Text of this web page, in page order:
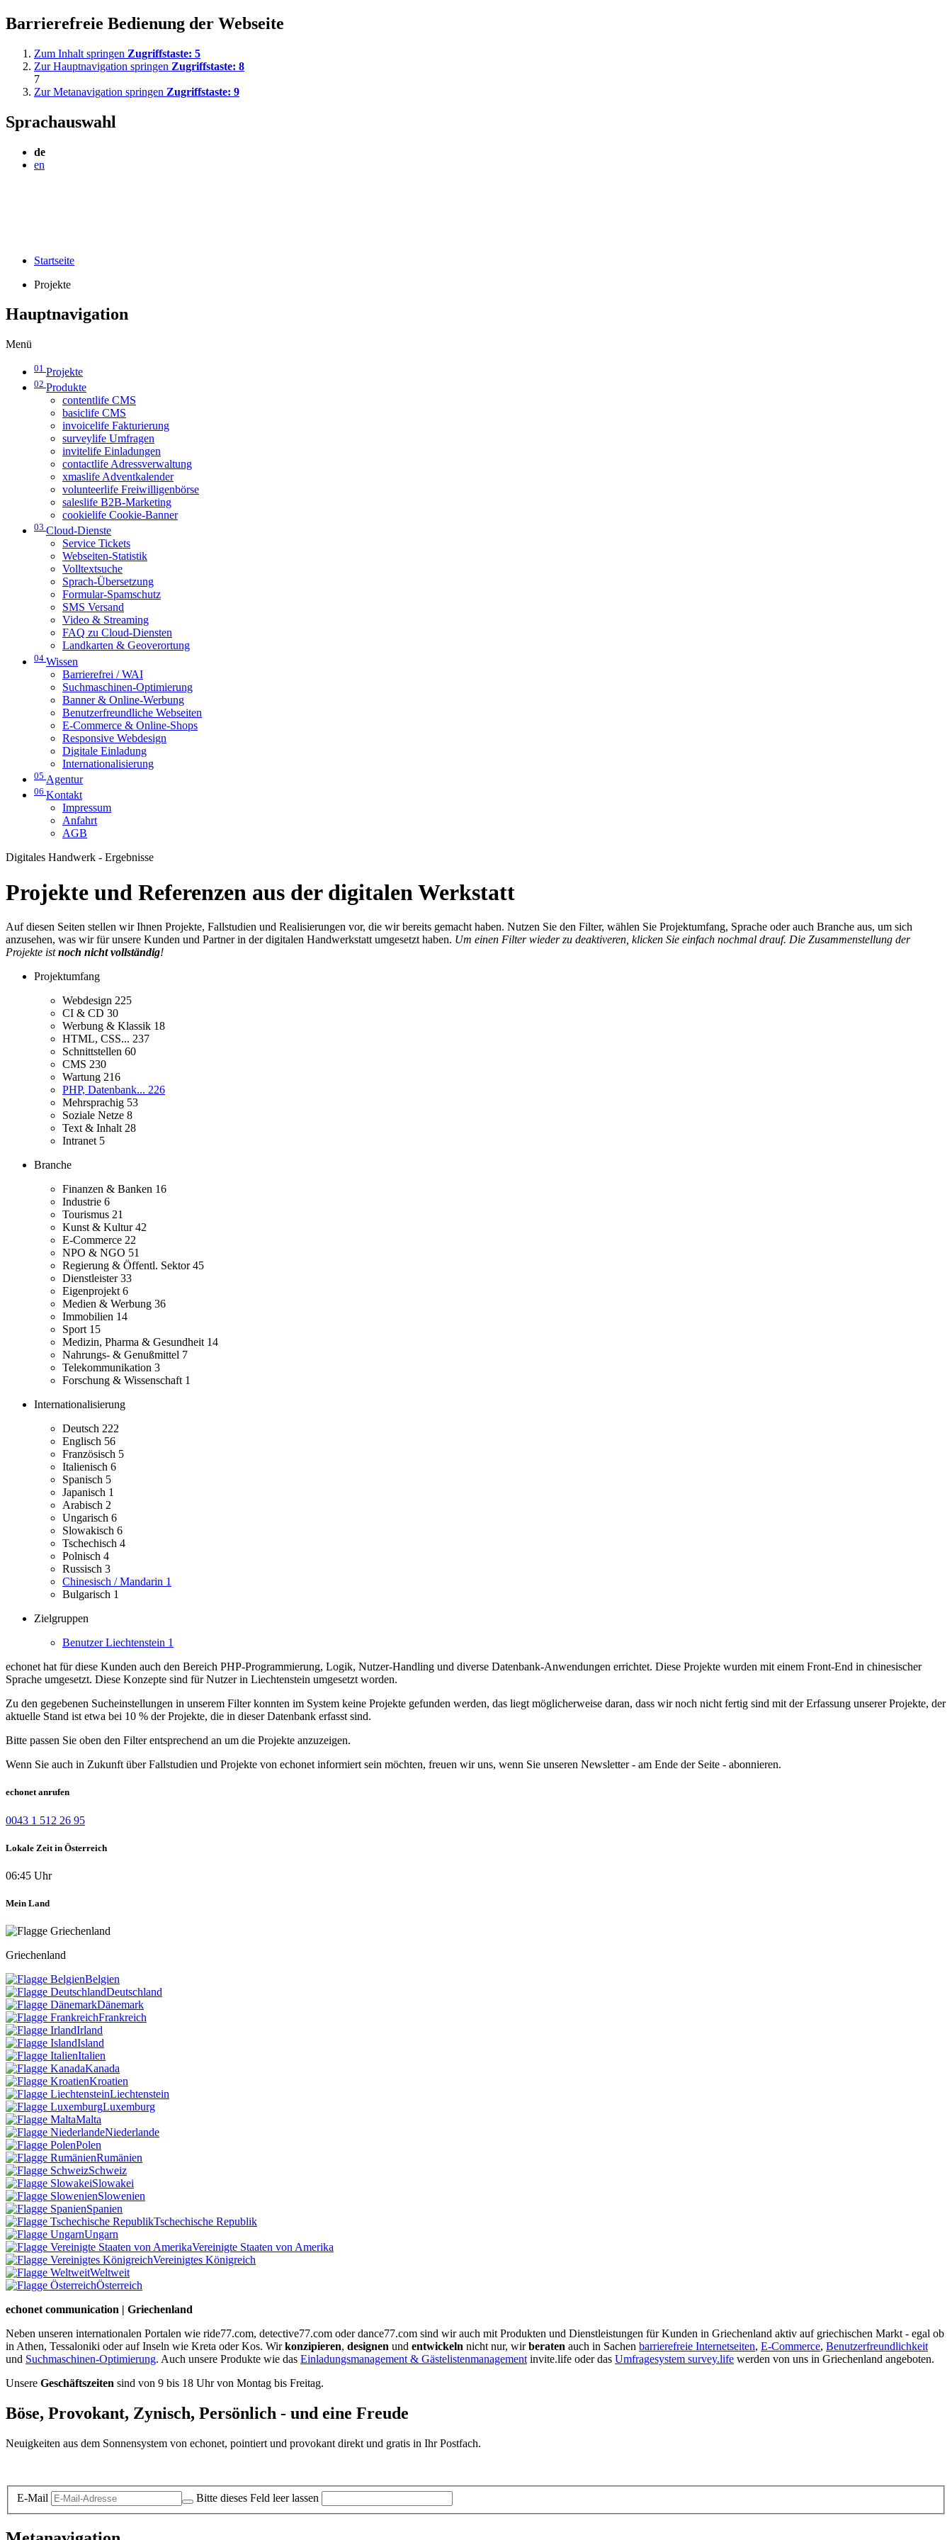
Barrierefreie Bedienung der Webseite
Zum Inhalt springen Zugriffstaste: 5
Zur Hauptnavigation springen Zugriffstaste: 8
7
Zur Metanavigation springen Zugriffstaste: 9
Sprachauswahl
de
en
Startseite
Projekte
Hauptnavigation
Menü
01 Projekte
02 Produkte
contentlife CMS
basiclife CMS
invoicelife Fakturierung
surveylife Umfragen
invitelife Einladungen
contactlife Adressverwaltung
xmaslife Adventkalender
volunteerlife Freiwilligenbörse
saleslife B2B-Marketing
cookielife Cookie-Banner
03 Cloud-Dienste
Service Tickets
Webseiten-Statistik
Volltextsuche
Sprach-Übersetzung
Formular-Spamschutz
SMS Versand
Video & Streaming
FAQ zu Cloud-Diensten
Landkarten & Geoverortung
04 Wissen
Barrierefrei / WAI
Suchmaschinen-Optimierung
Banner & Online-Werbung
Benutzerfreundliche Webseiten
E-Commerce & Online-Shops
Responsive Webdesign
Digitale Einladung
Internationalisierung
05 Agentur
06 Kontakt
Impressum
Anfahrt
AGB
Digitales Handwerk - Ergebnisse
Projekte und Referenzen aus der digitalen Werkstatt
Auf diesen Seiten stellen wir Ihnen Projekte, Fallstudien und Realisierungen vor, die wir bereits gemacht haben. Nutzen Sie den Filter, wählen Sie Projektumfang, Sprache oder auch Branche aus, um sich
anzusehen, was wir für unsere Kunden und Partner in der digitalen Handwerkstatt umgesetzt haben. Um einen Filter wieder zu deaktiveren, klicken Sie einfach nochmal drauf. Die Zusammenstellung der
Projekte istnoch nicht vollständig!
Projektumfang
Webdesign 225
CI & CD 30
Werbung & Klassik 18
HTML, CSS... 237
Schnittstellen 60
CMS 230
Wartung 216
PHP, Datenbank... 226
Mehrsprachig 53
Soziale Netze 8
Text & Inhalt 28
Intranet 5
Branche
Finanzen & Banken 16
Industrie 6
Tourismus 21
Kunst & Kultur42
E-Commerce 22
NPO & NGO 51
Regierung & Öffentl. Sektor45
Dienstleister33
Eigenprojekt 6
Medien & Werbung 36
Immobilien 14
Sport 15
Medizin, Pharma & Gesundheit 14
Nahrungs- & Genußmittel 7
Telekommunikation 3
Forschung & Wissenschaft 1
Internationalisierung
Deutsch 222
Englisch 56
Französisch 5
Italienisch 6
Spanisch 5
Japanisch 1
Arabisch 2
Ungarisch 6
Slowakisch 6
Tschechisch 4
Polnisch 4
Russisch 3
Chinesisch / Mandarin 1
Bulgarisch 1
Zielgruppen
Benutzer Liechtenstein 1
echonet hat für diese Kunden auch den Bereich PHP-Programmierung, Logik, Nutzer-Handling und diverse Datenbank-Anwendungen errichtet. Diese Projekte wurden mit einem Front-End in chinesischer
Sprache umgesetzt. Diese Konzepte sind für Nutzer in Liechtenstein umgesetzt worden.
Zu den gegebenen Sucheinstellungen in unserem Filter konnten im System keine Projekte gefunden werden, das liegt möglicherweise daran, dass wir noch nicht fertig sind mit der Erfassung unserer Projekte, der
aktuelle Stand ist etwa bei 10 % der Projekte, die in dieser Datenbank erfasst sind.
Bitte passen Sie oben den Filter entsprechend an um die Projekte anzuzeigen.
Wenn Sie auch in Zukunft über Fallstudien und Projekte von echonet informiert sein möchten, freuen wir uns, wenn Sie unseren Newsletter - am Ende der Seite - abonnieren.
echonet anrufen
0043 1 512 26 95
Lokale Zeit in Österreich
06:45 Uhr
Mein Land
Griechenland
Belgien
Deutschland
Dänemark
Frankreich
Irland
Island
Italien
Kanada
Kroatien
Liechtenstein
Luxemburg
Malta
Niederlande
Polen
Rumänien
Schweiz
Slowakei
Slowenien
Spanien
Tschechische Republik
Ungarn
Vereinigte Staaten von Amerika
Vereinigtes Königreich
Weltweit
Österreich
echonet communication | Griechenland
Neben unseren internationalen Portalen wie ride77.com, detective77.com oder dance77.com sind wir auch mit Produkten und Dienstleistungen für Kunden in Griechenland aktiv auf griechischen Markt - egal ob
in Athen, Tessaloniki oder auf Inseln wie Kreta oder Kos. Wirkonzipieren, designen und entwickeln nicht nur, wirberaten auch in Sachen barrierefreie Internetseiten, E-Commerce, Benutzerfreundlichkeit
und Suchmaschinen-Optimierung. Auch unsere Produkte wie das Einladungsmanagement & Gästelistenmanagement invite.life oder das Umfragesystem survey.life werden von uns in Griechenland angeboten.
Unsere Geschäftszeiten sind von 9 bis 18 Uhr von Montag bis Freitag.
Böse, Provokant, Zynisch, Persönlich - und eine Freude
Neuigkeiten aus dem Sonnensystem von echonet, pointiert und provokant direkt und gratis in Ihr Postfach.
E-Mail Bitte dieses Feld leer lassen